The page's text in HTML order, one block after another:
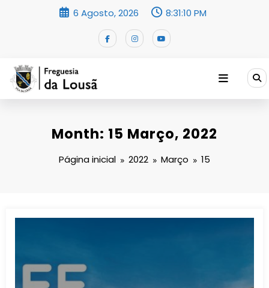
6 Agosto, 2026 8:31:11 PM
Month: 15 Março, 2022
Página inicial 2022 Março 15